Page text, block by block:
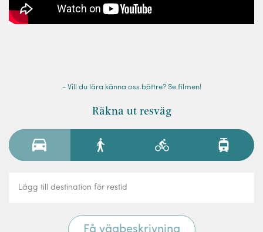
- Vill du lära känna oss bättre? Se filmen!
Räkna ut resväg